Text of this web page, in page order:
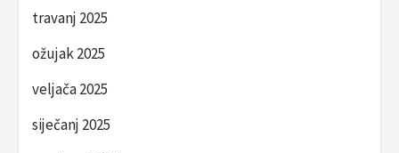
travanj 2025
ožujak 2025
veljača 2025
siječanj 2025